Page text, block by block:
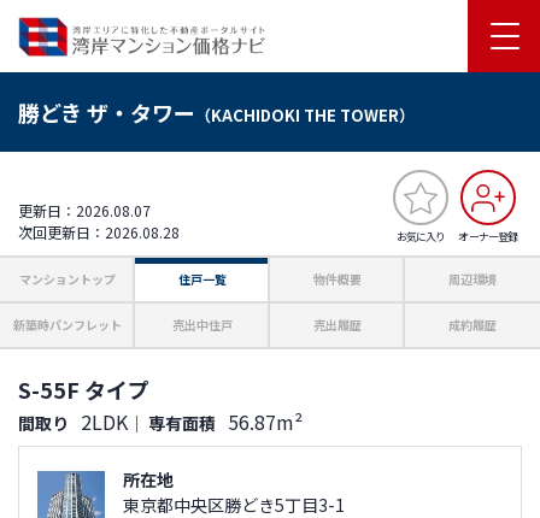
勝どき ザ・タワー （KACHIDOKI THE TOWER）
お気に入り オーナー登録
更新日：2026.08.07
次回更新日：2026.08.28
マンショントップ 住戸一覧 物件概要 周辺環境
新築時パンフレット 売出中住戸 売出履歴 成約履歴
S-55F タイプ
間取り 2LDK ｜ 専有面積 56.87m²
所在地
東京都中央区勝どき5丁目3-1